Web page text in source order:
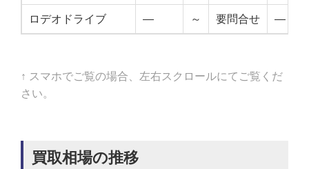
ロデオドライブ — ～ 要問合せ —
↑ スマホでご覧の場合、左右スクロールにてご覧くだ
さい。
買取相場の推移